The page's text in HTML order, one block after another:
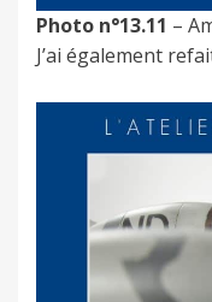
Photo n°13.11 –
J’ai également